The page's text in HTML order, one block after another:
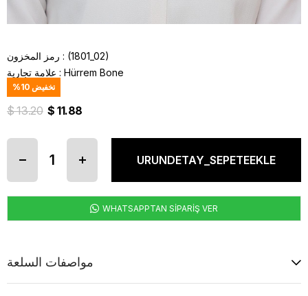
رمز المخزون
(1801_02)
علامة تجارية : Hürrem Bone
%10 تخفيض
$ 13.20 $ 11.88
WHATSAPPTAN SİPARİŞ VER
مواصفات السلعة